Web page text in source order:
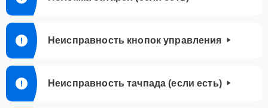
Неисправность кнопок управления
Неисправность тачпада (если есть)